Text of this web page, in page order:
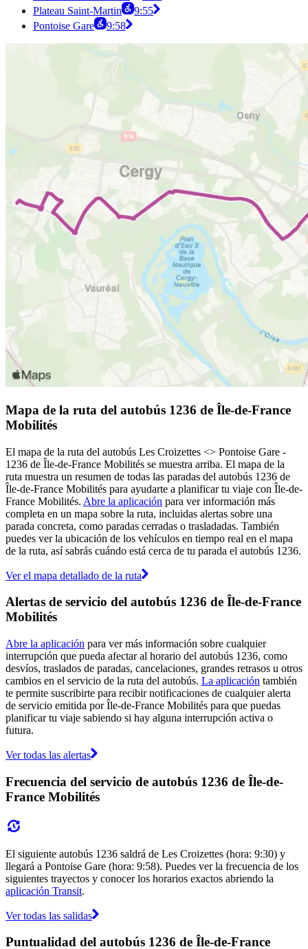
Plateau Saint-Martin
9:55
Pontoise Gare
9:58
Mapa de la ruta del autobús 1236 de Île-de-France
Mobilités
El mapa de la ruta del autobús Les Croizettes <> Pontoise Gare -
1236 de Île-de-France Mobilités se muestra arriba. El mapa de la
ruta muestra un resumen de todas las paradas del autobús 1236 de
Île-de-France Mobilités para ayudarte a planificar tu viaje con Île-de-
France Mobilités. Abre la aplicación para ver información más
completa en un mapa sobre la ruta, incluidas alertas sobre una
parada concreta, como paradas cerradas o trasladadas. También
puedes ver la ubicación de los vehículos en tiempo real en el mapa
de la ruta, así sabrás cuándo está cerca de tu parada el autobús 1236.
Ver el mapa detallado de la ruta
Alertas de servicio del autobús 1236 de Île-de-France
Mobilités
Abre la aplicación para ver más información sobre cualquier
interrupción que pueda afectar al horario del autobús 1236, como
desvíos, traslados de paradas, cancelaciones, grandes retrasos u otros
cambios en el servicio de la ruta del autobús. La aplicación también
te permite suscribirte para recibir notificaciones de cualquier alerta
de servicio emitida por Île-de-France Mobilités para que puedas
planificar tu viaje sabiendo si hay alguna interrupción activa o
futura.
Ver todas las alertas
Frecuencia del servicio de autobús 1236 de Île-de-
France Mobilités
El siguiente autobús 1236 saldrá de Les Croizettes (hora: 9:30) y
llegará a Pontoise Gare (hora: 9:58). Puedes ver la frecuencia de los
siguientes trayectos y conocer los horarios exactos abriendo la
aplicación Transit.
Ver todas las salidas
Puntualidad del autobús 1236 de Île-de-France